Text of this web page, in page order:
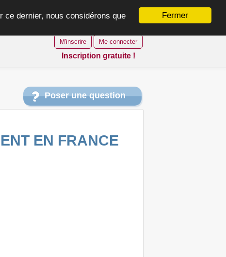
Fermer
dernier, nous considérons que
M'inscrire Me connecter
Inscription gratuite !
Poser une question
EN FRANCE